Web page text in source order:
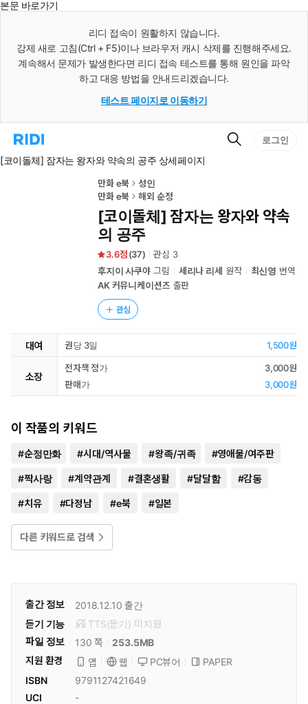
본문 바로가기
리디 접속이 원활하지 않습니다.
강제 새로 고침(Ctrl + F5)이나 브라우저 캐시 삭제를 진행해주세요.
계속해서 문제가 발생한다면 리디 접속 테스트를 통해 원인을 파악
하고 대응 방법을 안내드리겠습니다.
테스트 페이지로 이동하기
리
홈
검
로그인
[코이돌체] 잠자는 왕자와 약속의 공주 상세페이지
만화 e북
성인
만화 e북
해외 순정
[코이돌체] 잠자는 왕자와 약속
의 공주
3.6 (37) 관심 3
후지이 사쿠야 그림 세리나 리세 원작 최신영 번역
AK 커뮤니케이션즈 출판
관심
대여 권당 3일 1,500원
소장
전자책 정가
3,000원
판매가
3,000원
이 작품의 키워드
#순정만화 #시대/역사물 #왕족/귀족 #영애물/여주판
#짝사랑 #계약관계 #결혼생활 #달달함 #감동
#치유 #다정남 #e북 #일본
다른 키워드로 검색
출간 정보 2018.12.10 출간
듣기 기능
TTS(듣기) 미 지원
파일 정보
130 쪽
253.5MB
지원 환경
앱 웹 PC뷰어
PAPER
ISBN
9791127421649
UCI
-